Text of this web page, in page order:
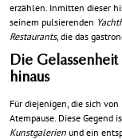
erzählen. Inmitten dieser
seinem pulsierenden
Restaurants, die das
Die Gelassenheit
hinaus
Für diejenigen, die sich von
Atempause. Diese Gegend
Kunstgalerien und ein